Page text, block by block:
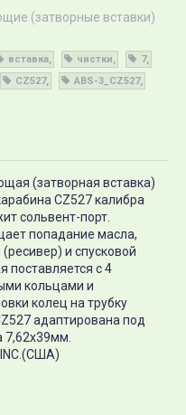
(затворные вставки)
вставка чистки
7
CZ527
ABS-3_CZ527
(затворная вставка)
CZ527 калибра
сольвент-порт.
попадание масла,
и спусковой
с 4
кольцами и
колец на трубку
адаптирована под
7,62х39мм.
INC.(США)